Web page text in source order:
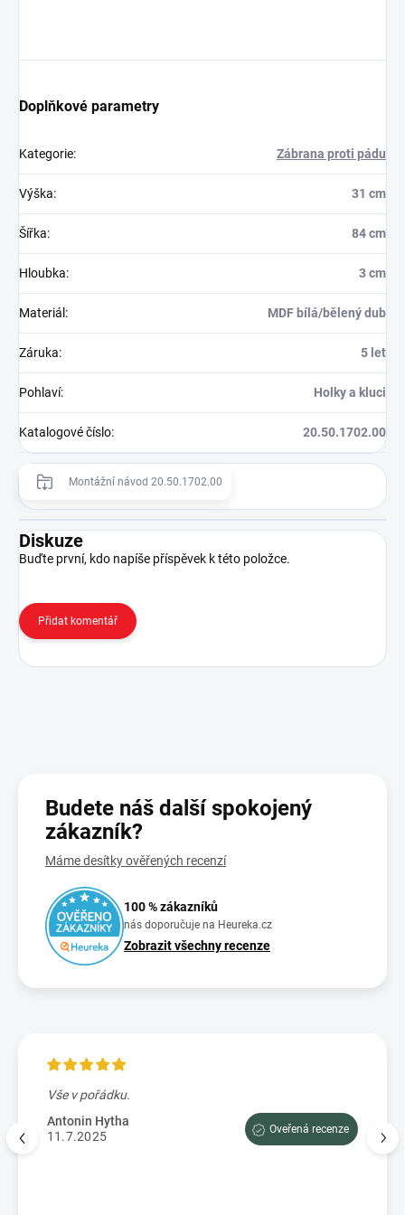
Doplňkové parametry
Kategorie: Zábrana proti pádu
Výška: 31 cm
Šířka: 84 cm
Hloubka: 3 cm
Materiál : MDF bílá/bělený dub
Záruka: 5 let
Pohlaví: Holky a kluci
Katalogové číslo: 20.50.1702.00
Montážní návod 20.50.1702.00
Diskuze
Buďte první, kdo napíše příspěvek k této položce.
Přidat komentář
Budete náš další spokojený
zákazník?
Máme desítky ověřených recenzí
100 % zákazníků
nás doporučuje na Heureka.cz
Zobrazit všechny recenze
Vše v pořádku.
Antonin Hytha
11.7.2025
Oveřená recenze